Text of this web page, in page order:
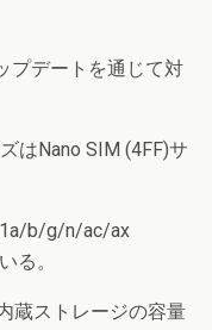
プデートを通じて対
はNano SIM (4FF)サ
b/g/n/ac/ax
る。
蔵ストレージの容量